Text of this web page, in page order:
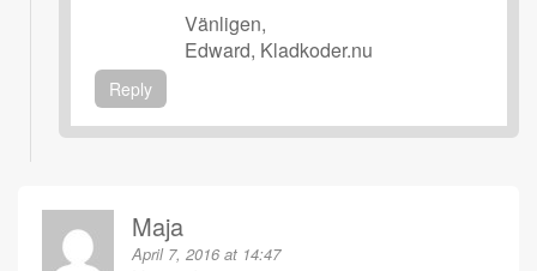
Vänligen,
Edward, Kladkoder.nu
Reply
Maja
April 7, 2016 at 14:47